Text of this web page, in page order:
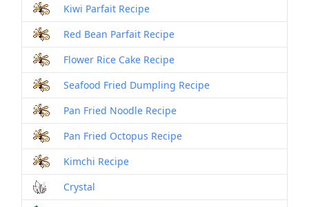
Kiwi Parfait Recipe
Red Bean Parfait Recipe
Flower Rice Cake Recipe
Seafood Fried Dumpling Recipe
Pan Fried Noodle Recipe
Pan Fried Octopus Recipe
Kimchi Recipe
Crystal